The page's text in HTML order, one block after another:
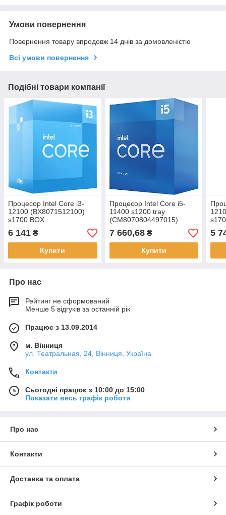
Умови повернення
Повернення товару впродовж 14 днів за домовленістю
Всі умови повернення
Подібні товари компанії
Процесор Intel Core i3-
12100 (BX8071512100)
s1700 BOX
6 141 ₴
Купити
Процесор Intel Core i5-
11400 s1200 tray
(CM8070804497015)
7 660,68₴
Купити
5
Про нас
Рейтинг не сформований
Менше 5 відгуків за останній рік
Працює з 13.09.2014
м. Вінниця
ул. Театральная, 24, Вінниця, Україна
Контакти
Сьогодні працює з 10:00 до 15:00
Показати весь графік роботи
Про нас
Контакти
Доставка та оплата
Графік роботи